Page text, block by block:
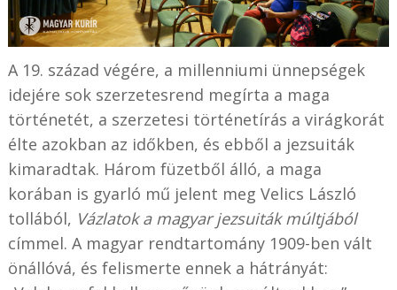
A 19. század végére, a millenniumi ünnepségek
idejére sok szerzetesrend megírta a maga
történetét, a szerzetesi történetírás a virágkorát
élte azokban az időkben, és ebből a jezsuiták
kimaradtak. Három füzetből álló, a maga
korában is gyarló mű jelent meg Velics László
tollából, Vázlatok a magyar jezsuiták múltjából
címmel. A magyar rendtartomány 1909-ben vált
önállóvá, és felismerte ennek a hátrányát: